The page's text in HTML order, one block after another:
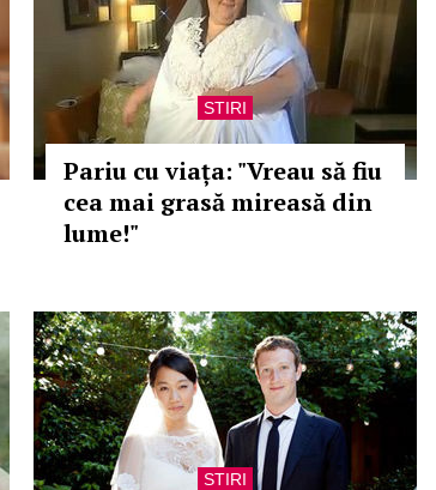
STIRI
Pariu cu viața: "Vreau să fiu
cea mai grasă mireasă din
lume!"
STIRI